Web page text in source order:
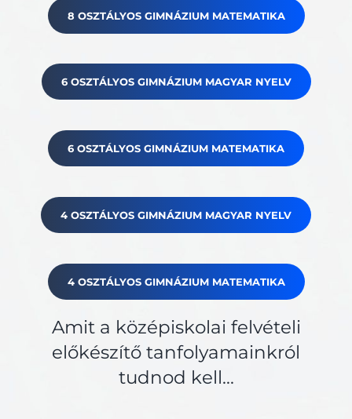
8 OSZTÁLYOS GIMNÁZIUM MATEMATIKA
6 OSZTÁLYOS GIMNÁZIUM MAGYAR NYELV
6 OSZTÁLYOS GIMNÁZIUM MATEMATIKA
4 OSZTÁLYOS GIMNÁZIUM MAGYAR NYELV
4 OSZTÁLYOS GIMNÁZIUM MATEMATIKA
Amit a középiskolai felvételi
előkészítő tanfolyamainkról
tudnod kell…